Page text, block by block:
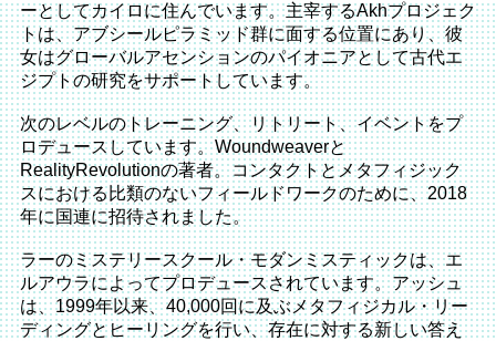
ーとしてカイロに住んでいます。主宰するAkhプロジェク
トは、アブシールピラミッド群に面する位置にあり、彼
女はグローバルアセンションのパイオニアとして古代エ
ジプトの研究をサポートしています。
次のレベルのトレーニング、リトリート、イベントをプ
ロデュースしています。Woundweaverと
RealityRevolutionの著者。コンタクトとメタフィジック
スにおける比類のないフィールドワークのために、2018
年に国連に招待されました。
ラーのミステリースクール・モダンミスティックは、エ
ルアウラによってプロデュースされています。アッシュ
は、1999年以来、40,000回に及ぶメタフィジカル・リー
ディングとヒーリングを行い、存在に対する新しい答え